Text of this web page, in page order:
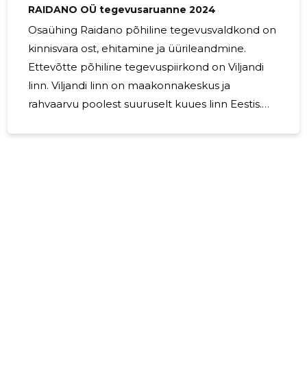
RAIDANO OÜ tegevusaruanne 2024
Osaühing Raidano põhiline tegevusvaldkond on
kinnisvara ost, ehitamine ja üürileandmine.
Ettevõtte põhiline tegevuspiirkond on Viljandi
linn. Viljandi linn on maakonnakeskus ja
rahvaarvu poolest suuruselt kuues linn Eestis.